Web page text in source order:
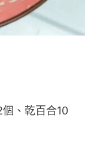
、乾百合10